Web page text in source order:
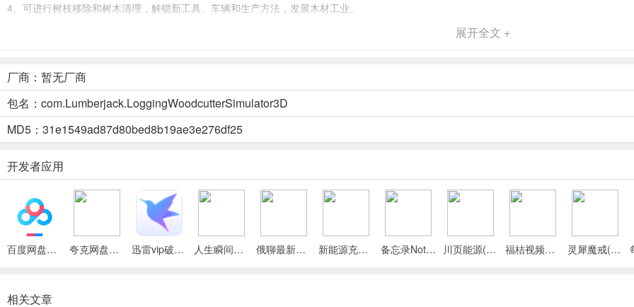
4、可进行树枝移除和树木清理，解锁新工具、车辆和生产方法，发展木材工业。
1. 手动砍伐：游戏不是放置类点击游戏，每棵树都需手动砍伐，使用逼真斧头机制体验沉浸式玩法。
2. 木材加工：移除树枝、切割原木、运输材料，将原木加工成有价值产品，逐步建造和扩展锯木厂。
3. 车辆使用：修复废弃皮卡车，用其在崎岖地形运输原木，装满货箱行驶林间道路扩大生产规模，皮卡车有视觉损坏机制。
4. 解锁升级：随着伐木营地发展，解锁新工具、车辆和生产方法，升级工具和生产系统。
5. 特色体验：拥有逼真伐木砍伐体验、第一人称视角、大型森林沙盒场景，带来身临其境的森林工作感受。
伐木工模拟器3D功能菜单(伐木模拟游戏)常见问题
展开全文 +
厂商：暂无厂商
包名：com.Lumberjack.LoggingWoodcutterSimulator3D
MD5：31e1549ad87d80bed8b19ae3e276df25
开发者应用
百度网盘绿色免安装Pc电脑版 夸克网盘官方正式版 迅雷vip破解版永久会员2024版 人生瞬间最新手机版 俄聊最新手机版 新能源充电桩查询(充电桩查询应用) 备忘录Note(多功能记事APP) 川页能源(电池管理应用) 福桔视频最新手机版 灵犀魔戒(运动睡眠管家)
相关文章